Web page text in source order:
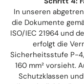
In unseren
die Dokumente
ISO/IEC 21964 und
erfolgt die
Sicherheitsstufe P-
160 mm² vorsieht.
Schutzklassen